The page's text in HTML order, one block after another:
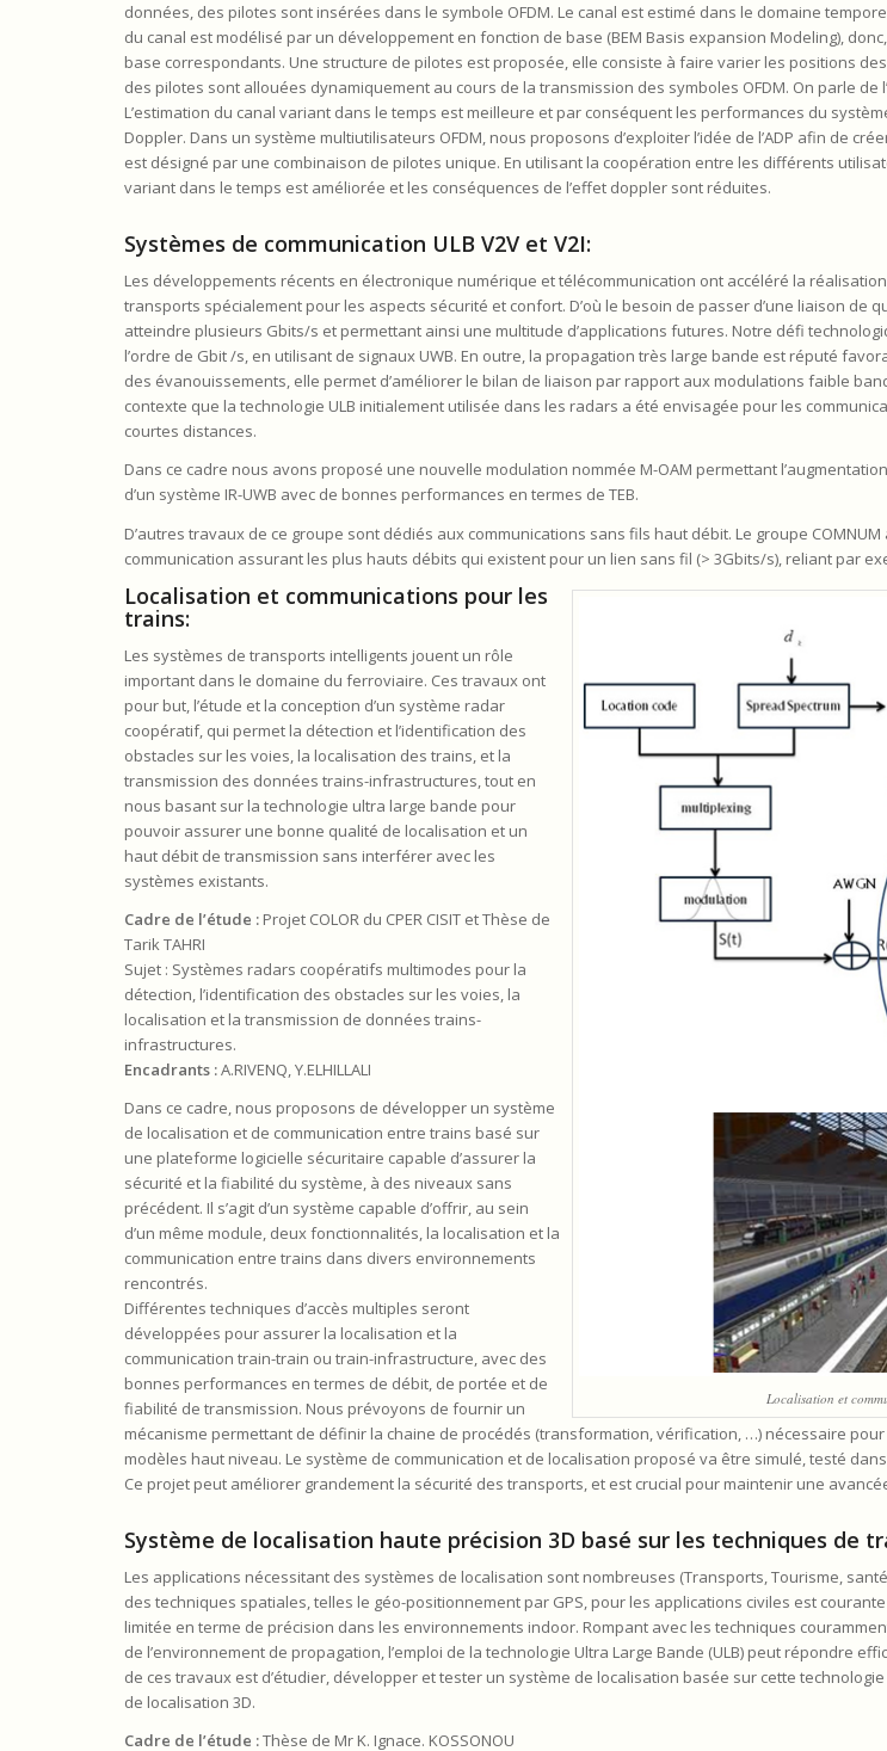
données, des pilotes sont insérées dans le symbole OFDM. Le canal est estimé dans le domaine
du canal est modélisé par un développement en fonction de base (BEM Basis expansion Modeling),
base correspondants. Une structure de pilotes est proposée, elle consiste à faire varier les positions des
des pilotes sont allouées dynamiquement au cours de la transmission des symboles OFDM. On parle de
L’estimation du canal variant dans le temps est meilleure et par conséquent les performances du
Doppler. Dans un système multiutilisateurs OFDM, nous proposons d’exploiter l’idée de l’ADP afin de
est désigné par une combinaison de pilotes unique. En utilisant la coopération entre les différents
variant dans le temps est améliorée et les conséquences de l’effet doppler sont réduites.
Systèmes de communication ULB V2V et V2I:
Les développements récents en électronique numérique et télécommunication ont accéléré la
transports spécialement pour les aspects sécurité et confort. D’où le besoin de passer d’une liaison de
atteindre plusieurs Gbits/s et permettant ainsi une multitude d’applications futures. Notre défi
l’ordre de Gbit /s, en utilisant de signaux UWB. En outre, la propagation très large bande est réputé
des évanouissements, elle permet d’améliorer le bilan de liaison par rapport aux modulations faible
contexte que la technologie ULB initialement utilisée dans les radars a été envisagée pour les
courtes distances.
Dans ce cadre nous avons proposé une nouvelle modulation nommée M-OAM permettant
d’un système IR-UWB avec de bonnes performances en termes de TEB.
D’autres travaux de ce groupe sont dédiés aux communications sans fils haut débit. Le groupe
communication assurant les plus hauts débits qui existent pour un lien sans fil (> 3Gbits/s), reliant par
Localisation et
Localisation et communications pour les
trains:
Les systèmes de transports intelligents jouent un rôle
important dans le domaine du ferroviaire. Ces travaux ont
pour but, l’étude et la conception d’un système radar
coopératif, qui permet la détection et l’identification des
obstacles sur les voies, la localisation des trains, et la
transmission des données trains-infrastructures, tout en
nous basant sur la technologie ultra large bande pour
pouvoir assurer une bonne qualité de localisation et un
haut débit de transmission sans interférer avec les
systèmes existants.
Cadre de l’étude : Projet COLOR du CPER CISIT et Thèse de
Tarik TAHRI
Sujet : Systèmes radars coopératifs multimodes pour la
détection, l’identification des obstacles sur les voies, la
localisation et la transmission de données trains-
infrastructures.
Encadrants :A.RIVENQ, Y.ELHILLALI
Dans ce cadre, nous proposons de développer un système
de localisation et de communication entre trains basé sur
une plateforme logicielle sécuritaire capable d’assurer la
sécurité et la fiabilité du système, à des niveaux sans
précédent. Il s’agit d’un système capable d’offrir, au sein
d’un même module, deux fonctionnalités, la localisation et la
communication entre trains dans divers environnements
rencontrés.
Différentes techniques d’accès multiples seront
développées pour assurer la localisation et la
communication train-train ou train-infrastructure, avec des
bonnes performances en termes de débit, de portée et de
fiabilité de transmission. Nous prévoyons de fournir un
mécanisme permettant de définir la chaine de procédés (transformation, vérification, …) nécessaire
modèles haut niveau. Le système de communication et de localisation proposé va être simulé, testé
Ce projet peut améliorer grandement la sécurité des transports, et est crucial pour maintenir une
Système de localisation haute précision 3D basé sur les techniques de
Les applications nécessitant des systèmes de localisation sont nombreuses (Transports, Tourisme,
des techniques spatiales, telles le géo-positionnement par GPS, pour les applications civiles est
limitée en terme de précision dans les environnements indoor. Rompant avec les techniques
de l’environnement de propagation, l’emploi de la technologie Ultra Large Bande (ULB) peut répondre
de ces travaux est d’étudier, développer et tester un système de localisation basée sur cette
de localisation 3D.
Cadre de l’étude :Thèse de Mr K. Ignace. KOSSONOU